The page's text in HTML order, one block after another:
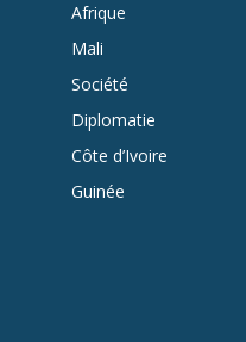
Afrique
Mali
Société
Diplomatie
Côte d’Ivoire
Guinée